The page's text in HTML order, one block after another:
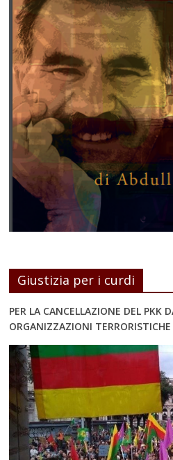
Giustizia per i curdi
PER LA CANCELLAZIONE DEL PKK
ORGANIZZAZIONI TERRORISTICHE